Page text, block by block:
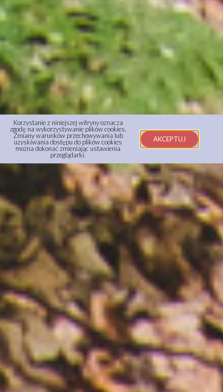
Korzystanie z niniejszej witryny oznacza
zgodę na wykorzystywanie plików cookies.
Zmiany warunków przechowywania lub
uzyskiwania dostępu do plików cookies
można dokonać zmieniając ustawienia
przeglądarki.
AKCEPTUJ